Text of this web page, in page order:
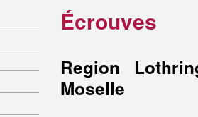
Écrouves
Region
Moselle